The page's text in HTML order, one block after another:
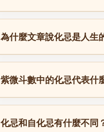
為什麼文章說化忌是人生
紫微斗數中的化忌代表什
化忌和自化忌有什麼不同